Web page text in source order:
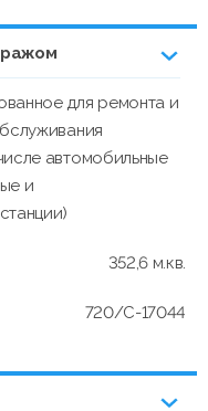
для ремонта и
автомобильные
и
352,6 м.кв.
720/C-17044